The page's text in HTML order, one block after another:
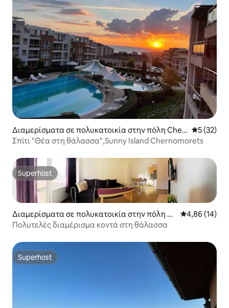
Διαμερίσματα σε πολυκατοικία στην πόλη Cher
nomorets
Μέση
5 (32)
Σπίτι "Θέα στη θάλασσα",Sunny Island Chernomorets
Superhost
Superhost
Διαμερίσματα σε πολυκατοικία στην πόλη Ra
vda
Μέση
4,86 (14)
Πολυτελές διαμέρισμα κοντά στη θάλασσα
Superhost
Superhost